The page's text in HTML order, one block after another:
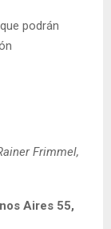
podrán
Frimmel,
Aires 55,